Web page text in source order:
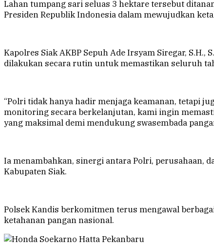
Lahan tumpang sari seluas 3 hektare tersebut
Presiden Republik Indonesia dalam mewujudkan
Kapolres Siak AKBP Sepuh Ade Irsyam Siregar,
dilakukan secara rutin untuk memastikan seluruh
“Polri tidak hanya hadir menjaga keamanan, tetapi
monitoring secara berkelanjutan, kami ingin
yang maksimal demi mendukung swasembada
Ia menambahkan, sinergi antara Polri, perusahaan,
Kabupaten Siak.
Polsek Kandis berkomitmen terus mengawal
ketahanan pangan nasional.